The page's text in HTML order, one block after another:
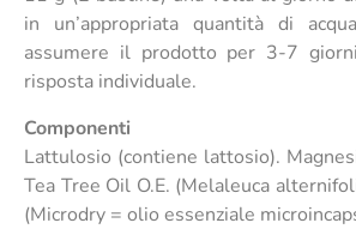
in un’appropriata quantità di
assumere il prodotto per 3-7
risposta individuale.
Componenti
Lattulosio (contiene lattosio).
Tea Tree Oil O.E. (Melaleuca
(Microdry = olio essenziale